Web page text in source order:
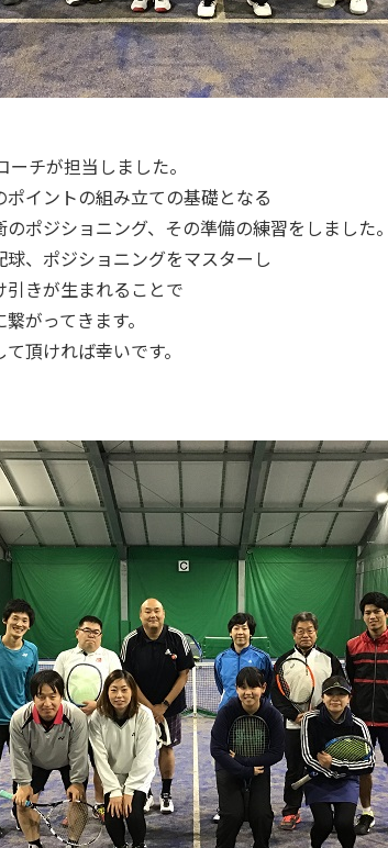
チが担当しました。
イントの組み立ての基礎となる
ポジショニング、その準備の練習をしました。
球、ポジショニングをマスターし
引きが生まれることで
がってきます。
頂ければ幸いです。